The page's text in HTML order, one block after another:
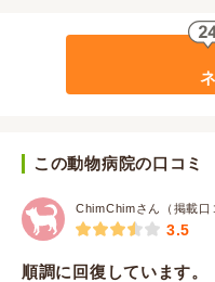
この動物病院の口コミ
ChimChimさん（掲載口
3.5
順調に回復しています。